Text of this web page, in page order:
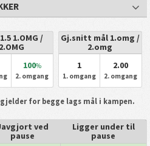
1.OMG /
2.OMG
100%
2. omgang
Gj.snitt mål 1.omg /
2.omg
1
1. omgang
2.00
2. omgang
for begge lags mål i kampen.
ved
pause
Ligger under til
pause